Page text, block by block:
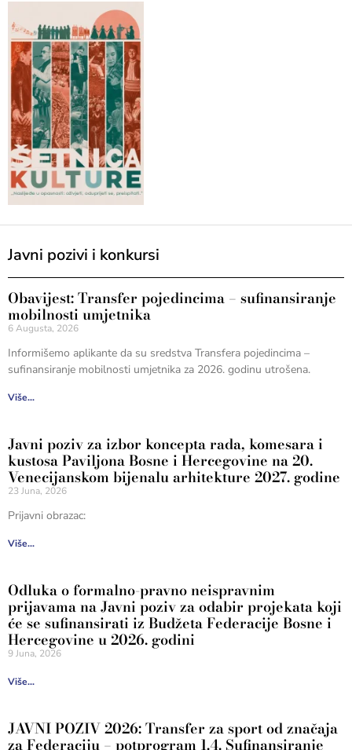
Javni pozivi i konkursi
Obavijest: Transfer pojedincima – sufinansiranje
mobilnosti umjetnika
6 Augusta, 2026
Informišemo aplikante da su sredstva Transfera pojedincima –
sufinansiranje mobilnosti umjetnika za 2026. godinu utrošena.
Više...
Javni poziv za izbor koncepta rada, komesara i
kustosa Paviljona Bosne i Hercegovine na 20.
Venecijanskom bijenalu arhitekture 2027. godine
23 Juna, 2026
Prijavni obrazac:
Više...
Odluka o formalno-pravno neispravnim
prijavama na Javni poziv za odabir projekata koji
će se sufinansirati iz Budžeta Federacije Bosne i
Hercegovine u 2026. godini
9 Juna, 2026
Više...
JAVNI POZIV 2026: Transfer za sport od značaja
za Federaciju – potprogram 1.4. Sufinansiranje